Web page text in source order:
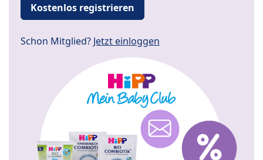
Kostenlos registrieren
Schon Mitglied? Jetzt einloggen